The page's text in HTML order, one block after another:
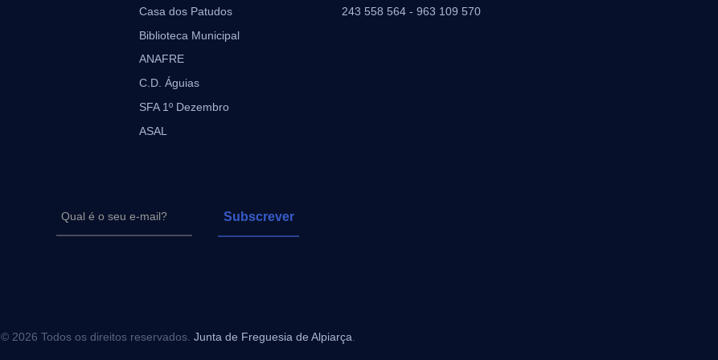
Casa dos Patudos
Biblioteca Municipal
ANAFRE
C.D. Águias
SFA 1º Dezembro
ASAL
243 558 564 - 963 109 570
© 2026 Todos os direitos reservados. Junta de Freguesia de Alpiarça.